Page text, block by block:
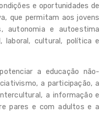
e oportunidades de
que permitam aos jovens
autonomia e autoestima
laboral, cultural, política e
a educação não-
a participação, a
a informação e
pares e com adultos e a